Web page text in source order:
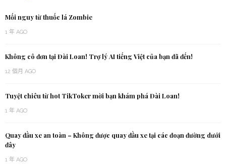
Mối nguy từ thuốc lá Zombie
1 年 AGO
Không cô đơn tại Đài Loan! Trợ lý AI tiếng Việt của bạn đã đến!
12 個月 AGO
Tuyệt chiêu từ hot TikToker mời bạn khám phá Đài Loan!
1 年 AGO
Quay đầu xe an toàn – Không được quay đầu xe tại các đoạn đường dưới
đây
1 年 AGO